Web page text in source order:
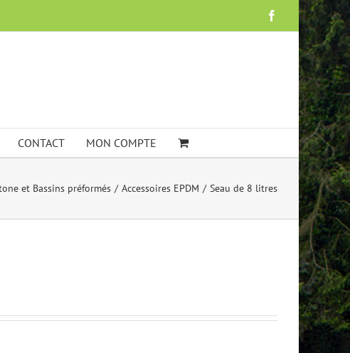
Facebook
CONTACT MON COMPTE
et Bassins préformés Accessoires EPDM Seau de 8 litres